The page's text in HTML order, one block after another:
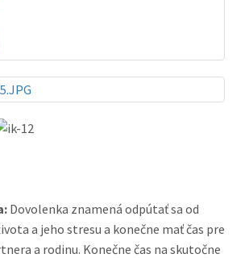
Dovolenka znamená odpútať sa od
a jeho stresu a konečne mať čas pre
a rodinu. Konečne čas na skutočne